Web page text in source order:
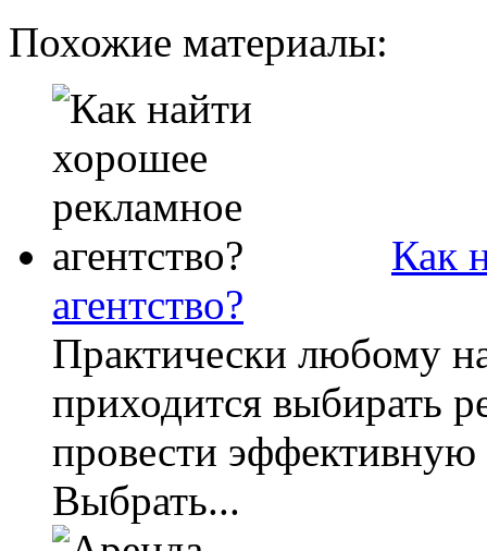
Похожие материалы:
Как
агентство?
Практически любому
приходится выбирать
провести
Выбрать...